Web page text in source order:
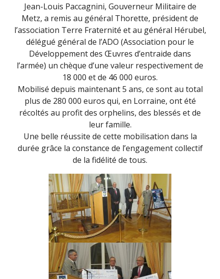
Jean-Louis Paccagnini, Gouverneur Militaire de
Metz, a remis au général Thorette, président de
l’association Terre Fraternité et au général Hérubel,
délégué général de l’ADO (Association pour le
Développement des Œuvres d’entraide dans
l’armée) un chèque d’une valeur respectivement de
18 000 et de 46 000 euros.
Mobilisé depuis maintenant 5 ans, ce sont au total
plus de 280 000 euros qui, en Lorraine, ont été
récoltés au profit des orphelins, des blessés et de
leur famille.
Une belle réussite de cette mobilisation dans la
durée grâce la constance de l’engagement collectif
de la fidélité de tous.